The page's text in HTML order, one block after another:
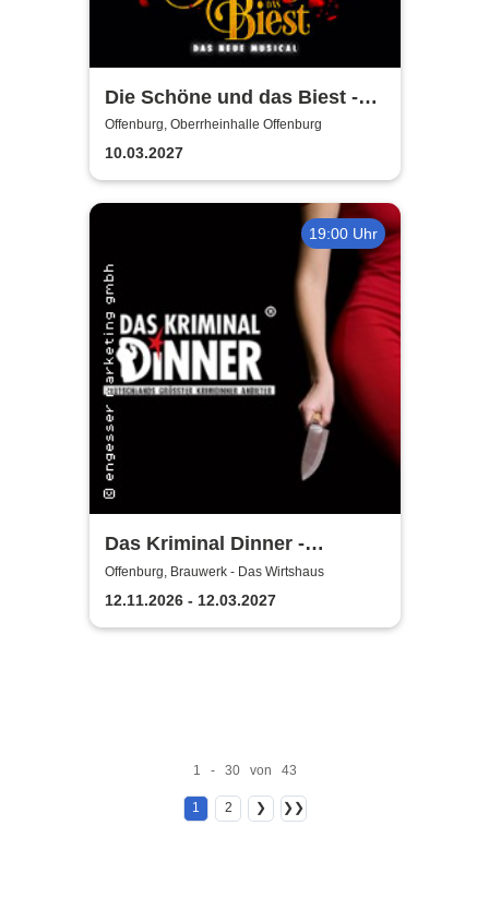
Die Schöne und das Biest -
Das neue Musical
Offenburg, Oberrheinhalle Offenburg
10.03.2027
19:00 Uhr
Das Kriminal Dinner -
Sherlock Holmes
Offenburg, Brauwerk - Das Wirtshaus
12.11.2026 - 12.03.2027
1 - 30 von 43
1 2 ❯ ❯❯